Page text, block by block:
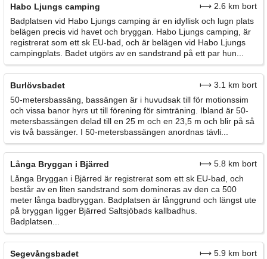
Habo Ljungs camping
⟼ 2.6 km bort
Badplatsen vid Habo Ljungs camping är en idyllisk och lugn plats
belägen precis vid havet och bryggan. Habo Ljungs camping, är
registrerat som ett sk EU-bad, och är belägen vid Habo Ljungs
campingplats. Badet utgörs av en sandstrand på ett par hun...
Burlövsbadet
⟼ 3.1 km bort
50-metersbassäng, bassängen är i huvudsak till för motionssim
och vissa banor hyrs ut till förening för simträning. Ibland är 50-
metersbassängen delad till en 25 m och en 23,5 m och blir på så
vis två bassänger. I 50-metersbassängen anordnas tävli...
Långa Bryggan i Bjärred
⟼ 5.8 km bort
Långa Bryggan i Bjärred är registrerat som ett sk EU-bad, och
består av en liten sandstrand som domineras av den ca 500
meter långa badbryggan. Badplatsen är långgrund och längst ute
på bryggan ligger Bjärred Saltsjöbads kallbadhus.
Badplatsen...
Segevångsbadet
⟼ 5.9 km bort